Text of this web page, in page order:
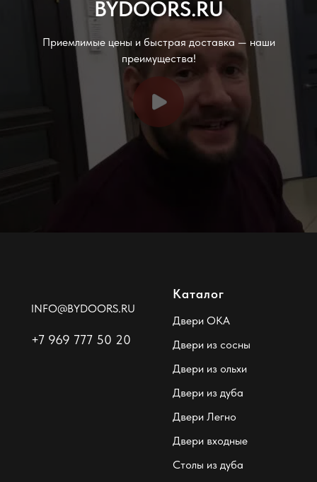
BYDOORS.RU
Приемлимые цены и быстрая доставка — наши
преимущества!
INFO@BYDOORS.RU
+7 969 777 50 20
Каталог
Двери ОКА
Двери из сосны
Двери из ольхи
Двери из дуба
Двери Легно
Двери входные
Столы из дуба